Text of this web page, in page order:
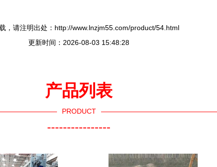
，请注明出处：http://www.lnzjm55.com/product/54.html
更新时间：2026-08-03 15:48:28
产品列表
PRODUCT
----------------